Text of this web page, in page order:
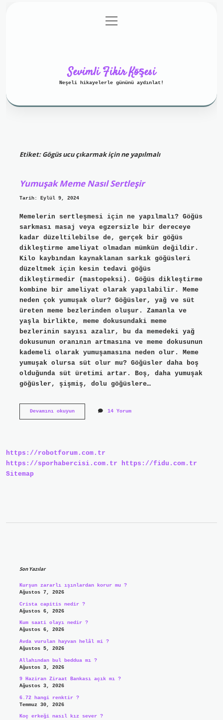
Gizlilik Politikası
menüyü
aç
Sevimli Fikir Köşesi
Neşeli hikayelerle gününü aydınlat!
Etiket:Gögüs ucu çıkarmak için ne yapılmalı
Yumuşak Meme Nasıl Sertleşir
Tarih: Eylül 9, 2024
Memelerin sertleşmesi için ne yapılmalı? Göğüs
sarkması masaj veya egzersizle bir dereceye
kadar düzeltilebilse de, gerçek bir göğüs
dikleştirme ameliyat olmadan mümkün değildir.
Kilo kaybından kaynaklanan sarkık göğüsleri
düzeltmek için kesin tedavi göğüs
dikleştirmedir (mastopeksi). Göğüs dikleştirme
kombine bir ameliyat olarak yapılabilir. Meme
neden çok yumuşak olur? Göğüsler, yağ ve süt
üreten meme bezlerinden oluşur. Zamanla ve
yaşla birlikte, meme dokusundaki meme
bezlerinin sayısı azalır, bu da memedeki yağ
dokusunun oranının artmasına ve meme dokusunun
kademeli olarak yumuşamasına neden olur. Meme
yumuşak olursa süt olur mu? Göğüsler daha boş
olduğunda süt üretimi artar. Boş, daha yumuşak
göğüsler, şişmiş, dolu göğüslere…
Devamını okuyunYumuşak
14 Yorum
https://robotforum.com.tr
https://sporhabercisi.com.tr
https://fidu.com.tr
Sitemap
Son Yazılar
Kurşun zararlı ışınlardan korur mu ?
Ağustos 7, 2026
Crista capitis nedir ?
Ağustos 6, 2026
Kum saati olayı nedir ?
Ağustos 6, 2026
Avda vurulan hayvan helâl mi ?
Ağustos 5, 2026
Allahından bul beddua mı ?
Ağustos 3, 2026
9 Haziran Ziraat Bankası açık mı ?
Ağustos 3, 2026
6.72 hangi renktir ?
Temmuz 30, 2026
Koç erkeği nasıl kız sever ?